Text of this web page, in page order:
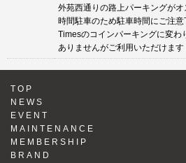
外苑西通りの路上パーキングが
時間駐車のため駐車時間にご注
Timesのコインパーキングに変わ
ありませんがご利用いただけます
TOP
NEWS
EVENT
MAINTENANCE
MEMBERSHIP
BRAND